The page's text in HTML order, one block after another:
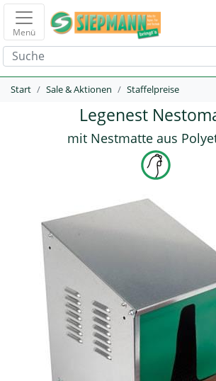
Menü
Start Sale & Aktionen Staffelpreise
Legenest
mit Nestmatte aus